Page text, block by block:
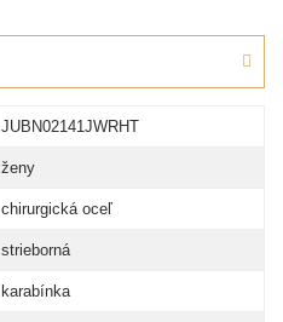
JUBN02141JWRHT
ženy
chirurgická oceľ
strieborná
karabínka